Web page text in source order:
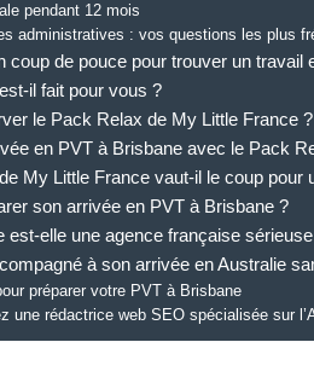
pendant 12 mois
administratives : vos questions les plus
coup de pouce pour trouver un travail
il fait pour vous ?
le Pack Relax de My Little France ?
en PVT à Brisbane avec le Pack
My Little France vaut-il le coup pour
son arrivée en PVT à Brisbane ?
est-elle une agence française
à son arrivée en Australie
préparer votre PVT à Brisbane
une rédactrice web SEO spécialisée sur